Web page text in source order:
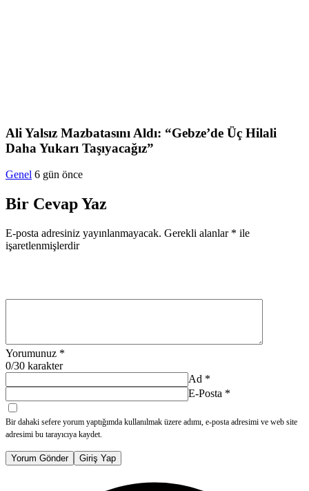
Ali Yalsız Mazbatasını Aldı: “Gebze’de Üç Hilali
Daha Yukarı Taşıyacağız”
Genel 6 gün önce
Bir Cevap Yaz
E-posta adresiniz yayınlanmayacak. Gerekli alanlar * ile
işaretlenmişlerdir
Yorumunuz *
0/30 karakter
Ad *
E-Posta *
Bir dahaki sefere yorum yaptığımda kullanılmak üzere adımı, e-posta adresimi ve web site
adresimi bu tarayıcıya kaydet.
Yorum Gönder Giriş Yap